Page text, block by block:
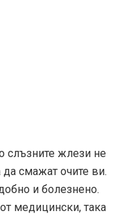
слъзните жлези не
смажат очите ви.
и болезнено.
медицински, така